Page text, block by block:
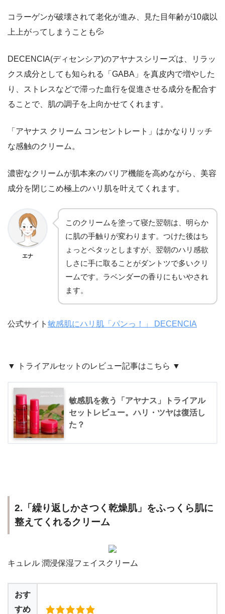
コラーゲンが破壊されて老化が進み、見た目年齢が10歳以
上上がってしまうことも💦
DECENCIA(ディセンシア)のアヤナスシリーズは、リラッ
クス成分としても知られる「GABA」を真皮内で増やした
り、ストレスなどで滞った血行を促進させる成分を配合す
ることで、肌の調子を上向かせてくれます。
「 アヤナス クリーム コンセントレート 」はかなりリッチ
な感触のクリーム。
濃密なクリームが肌本来のバリア機能を高めながら、美容
成分を閉じこめ極上のハリ肌を叶えてくれます。
エナ
このクリームを塗って寝た翌朝は、明らか
に肌の手触りが変わります。つけた後はち
ょっとペタッとしますが、翌朝のハリ感欲
しさに手に取ることがダントツで多いクリ
ームです。ラベンダーの香りにもいやされ
ます。
公式サイト 敏感肌にハリ肌「パンっ！」 DECENCIA
▼ トライアルセットのレビュー記事はこちら ▼
敏感肌を救う「アヤナス」トライアル
セットレビュー。ハリ・ツヤは復活し
た？
2.「繰り返しかさつく乾燥肌」をふっくら肌に
整えてくれるクリーム
キュレル 潤浸保湿フェイスクリーム
おす
すめ